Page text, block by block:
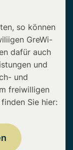
so können
GreWi-
dafür auch
und
und
freiwilligen
Sie hier: